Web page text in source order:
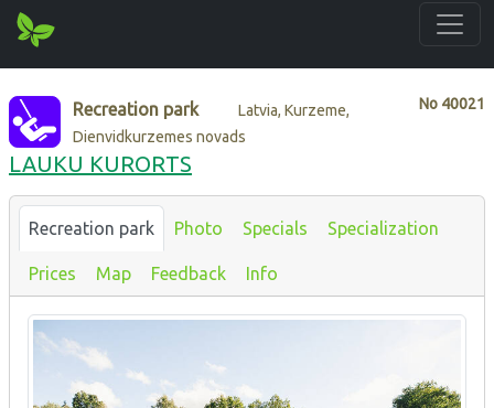
No 40021
Recreation park
Latvia, Kurzeme,
Dienvidkurzemes novads
LAUKU KURORTS
Recreation park Photo Specials Specialization
Prices Map Feedback Info